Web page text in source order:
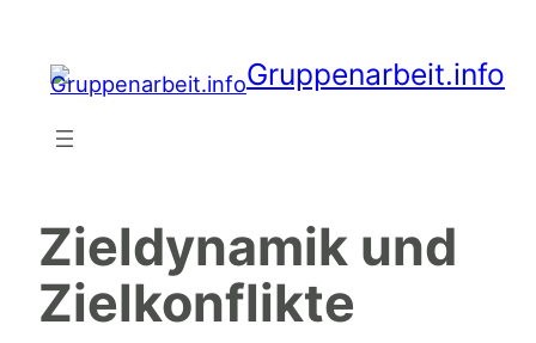
springen
Gruppenarbeit.info
Zieldynamik und
Zielkonflikte